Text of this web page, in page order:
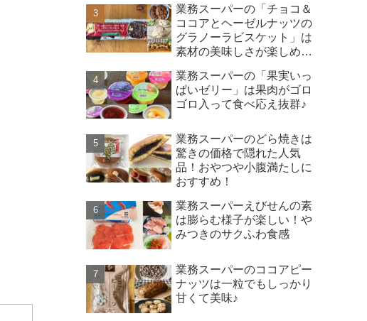
業務スーパーの「チョコ＆
ココアとヘーゼルナッツの
グラノーラビスケット」は
素材の美味しさが楽しめる
業務スーパーの「果実いっ
ぱいゼリー」は果肉がゴロ
ゴロ入って食べ応え抜群♪
業務スーパーのどら焼きは
驚きの価格で隠れた人気
品！おやつや小腹満たしに
おすすめ！
業務スーパーえびせんの素
は膨らむ様子が楽しい！や
みつきのサクふわ食感
業務スーパーのココアピー
ナッツは一粒でもしっかり
甘くて美味♪